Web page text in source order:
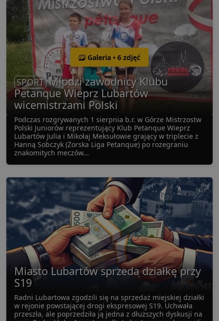
SPORT Młodzi zawodnicy Klubu
Petanque Wieprz Lubartów
wicemistrzami Polski
Galeria • 6 zdjęć
Podczas rozgrywanych 1 sierpnia b.r. w Górze Mistrzostw
Polski Juniorów reprezentujący Klub Petanque Wieprz
Lubartów Julia i Mikołaj Meksułowie grający w triplecie z
Hanną Sobczyk (Żorska Liga Petanque) po rozegraniu
znakomitych meczów...
Miasto Lubartów sprzeda działkę przy
S19
Radni Lubartowa zgodzili się na sprzedaż miejskiej działki
w rejonie powstającej drogi ekspresowej S19. Uchwała
przeszła, ale poprzedziła ją jedna z dłuższych dyskusji na